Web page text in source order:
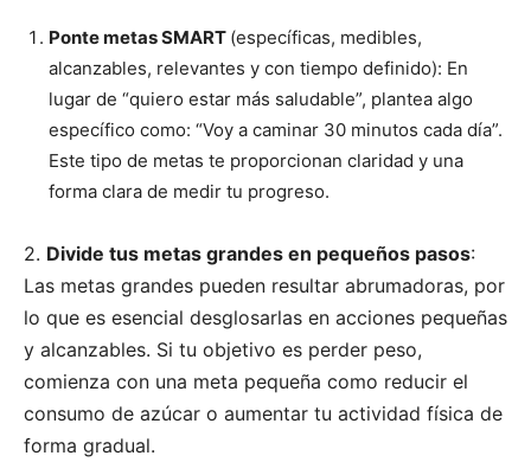
Ponte metas SMART (específicas, medibles,
alcanzables, relevantes y con tiempo definido): En
lugar de “quiero estar más saludable”, plantea algo
específico como: “Voy a caminar 30 minutos cada día”.
Este tipo de metas te proporcionan claridad y una
forma clara de medir tu progreso.
2. Divide tus metas grandes en pequeños pasos:
Las metas grandes pueden resultar abrumadoras, por
lo que es esencial desglosarlas en acciones pequeñas
y alcanzables. Si tu objetivo es perder peso,
comienza con una meta pequeña como reducir el
consumo de azúcar o aumentar tu actividad física de
forma gradual.